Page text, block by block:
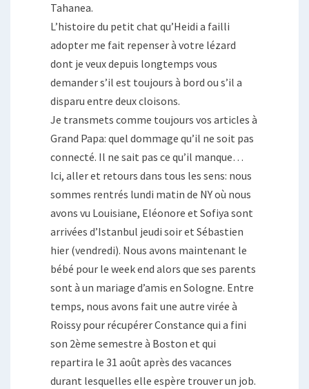
Tahanea.
L’histoire du petit chat qu’Heidi a failli
adopter me fait repenser à votre lézard
dont je veux depuis longtemps vous
demander s’il est toujours à bord ou s’il a
disparu entre deux cloisons.
Je transmets comme toujours vos articles à
Grand Papa: quel dommage qu’il ne soit pas
connecté. Il ne sait pas ce qu’il manque…
Ici, aller et retours dans tous les sens: nous
sommes rentrés lundi matin de NY où nous
avons vu Louisiane, Eléonore et Sofiya sont
arrivées d’Istanbul jeudi soir et Sébastien
hier (vendredi). Nous avons maintenant le
bébé pour le week end alors que ses parents
sont à un mariage d’amis en Sologne. Entre
temps, nous avons fait une autre virée à
Roissy pour récupérer Constance qui a fini
son 2ème semestre à Boston et qui
repartira le 31 août après des vacances
durant lesquelles elle espère trouver un job.